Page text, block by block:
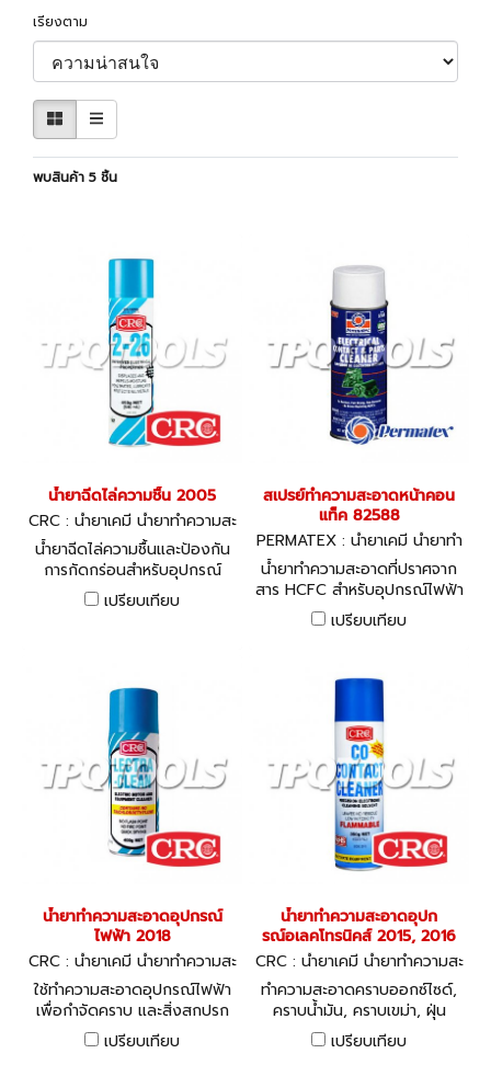
เรียงตาม
พบสินค้า 5 ชิ้น
น้ำยาฉีดไล่ความชื้น 2005
CRC : น้ำยาเคมี น้ำยาทำความสะ
อาด ซิลิโคน 2005
น้ำยาฉีดไล่ความชื้นและป้องกัน
การกัดกร่อนสำหรับอุปกรณ์
ไฟฟ้า ช่วยป้องกันน้ำ และ
ความชื้น ป้องกันสนิม และการ
เปรียบเทียบ
สเปรย์ทำความสะอาดหน้าคอน
แท็ค 82588
PERMATEX : น้ำยาเคมี น้ำยาทำ
ความสะอาด ซิลิโคน
น้ำยาทำความสะอาดที่ปราศจาก
สาร HCFC สำหรับอุปกรณ์ไฟฟ้า
และอิเล็กทรอนิกส์
เปรียบเทียบ
น้ำยาทำความสะอาดอุปกรณ์
ไฟฟ้า 2018
CRC : น้ำยาเคมี น้ำยาทำความสะ
อาด ซิลิโคน
ใช้ทำความสะอาดอุปกรณ์ไฟฟ้า
เพื่อกำจัดคราบ และสิ่งสกปรก
ต่างๆได้อย่างมีประสิทธิภาพ
เปรียบเทียบ
น้ำยาทำความสะอาดอุปก
รณ์อเลคโทรนิคส์ 2015, 2016
CRC : น้ำยาเคมี น้ำยาทำความสะ
อาด ซิลิโคน
ทำความสะอาดคราบออกซ์ไซด์,
คราบน้ำมัน, คราบเขม่า, ฝุ่น
ละออง และสิ่งสกปรกบนหน้า
สัมผัสทางไฟฟ้าทุกชนิด
เปรียบเทียบ